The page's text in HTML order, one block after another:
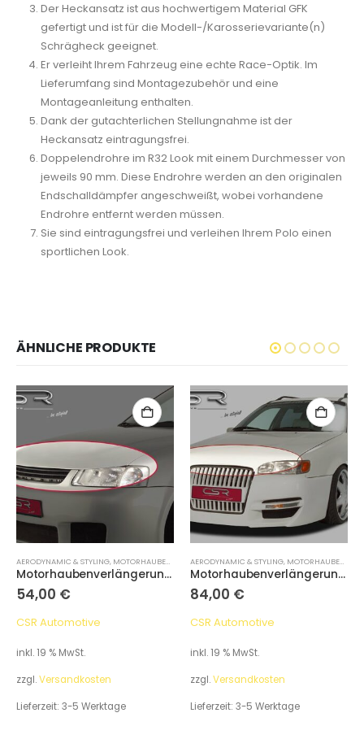
Der Heckansatz ist aus hochwertigem Material GFK
gefertigt und ist für die Modell-/Karosserievariante(n)
Schrägheck geeignet.
Er verleiht Ihrem Fahrzeug eine echte Race-Optik. Im
Lieferumfang sind Montagezubehör und eine
Montageanleitung enthalten.
Dank der gutachterlichen Stellungnahme ist der
Heckansatz eintragungsfrei.
Doppelendrohre im R32 Look mit einem Durchmesser von
jeweils 90 mm. Diese Endrohre werden an den originalen
Endschalldämpfer angeschweißt, wobei vorhandene
Endrohre entfernt werden müssen.
Sie sind eintragungsfrei und verleihen Ihrem Polo einen
sportlichen Look.
ÄHNLICHE PRODUKTE
AERODYNAMIC & STYLING, MOTORHAUBENVERLÄNGERUNG
Motorhaubenverlängerung, VW Passat 3B
54,00 €
CSR Automotive
inkl. 19 % MwSt.
zzgl.Versandkosten
Lieferzeit: 3-5 Werktage
AERODYNAMIC & STYLING, MOTORHAUBENVERLÄNGERUNG
Motorhaubenverlängerung, VW Passat B4 35i
84,00 €
CSR Automotive
inkl. 19 % MwSt.
zzgl.Versandkosten
Lieferzeit: 3-5 Werktage